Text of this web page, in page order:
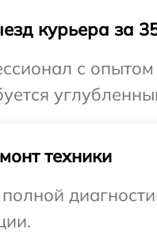
курьера за
с опытом
техники